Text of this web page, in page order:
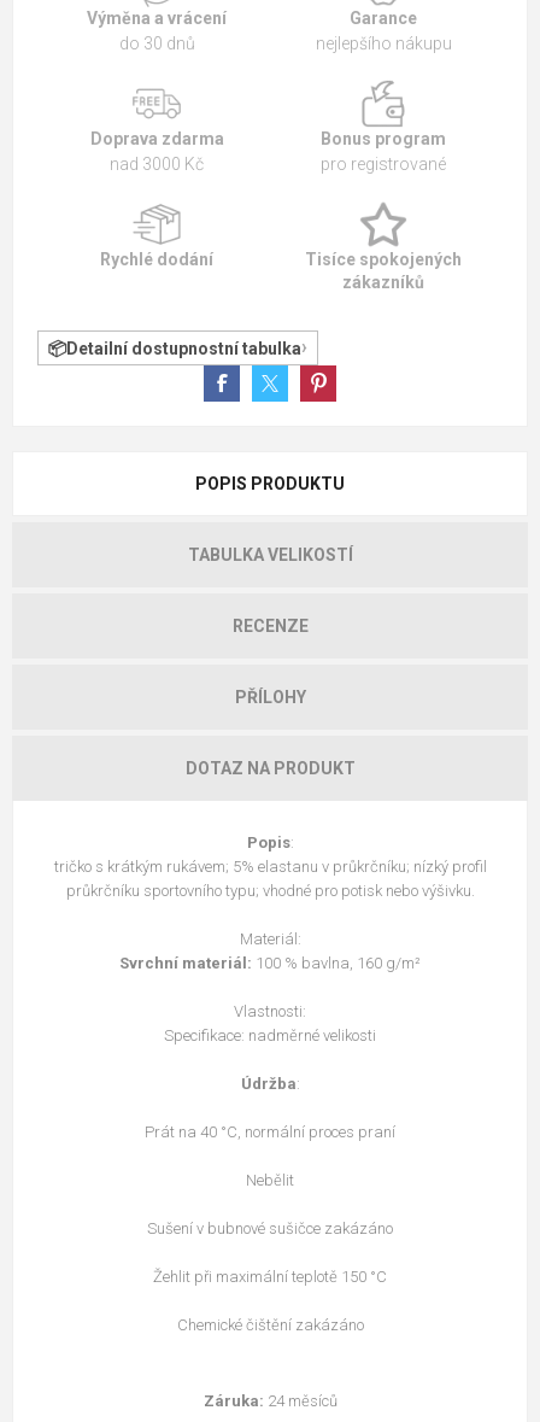
Výměna a vrácení
do 30 dnů
Garance
nejlepšího nákupu
Doprava zdarma
nad 3000 Kč
Bonus program
pro registrované
Rychlé dodání
Tisíce spokojených
zákazníků
Detailní dostupnostní tabulka
POPIS PRODUKTU
TABULKA VELIKOSTÍ
RECENZE
PŘÍLOHY
DOTAZ NA PRODUKT
Popis:
tričko s krátkým rukávem; 5% elastanu v průkrčníku; nízký profil
průkrčníku sportovního typu; vhodné pro potisk nebo výšivku.
Materiál:
Svrchní materiál: 100 % bavlna, 160 g/m²
Vlastnosti:
Specifikace: nadměrné velikosti
Údržba:
Prát na 40 °C, normální proces praní
Nebělit
Sušení v bubnové sušičce zakázáno
Žehlit při maximální teplotě 150 °C
Chemické čištění zakázáno
Záruka: 24 měsíců